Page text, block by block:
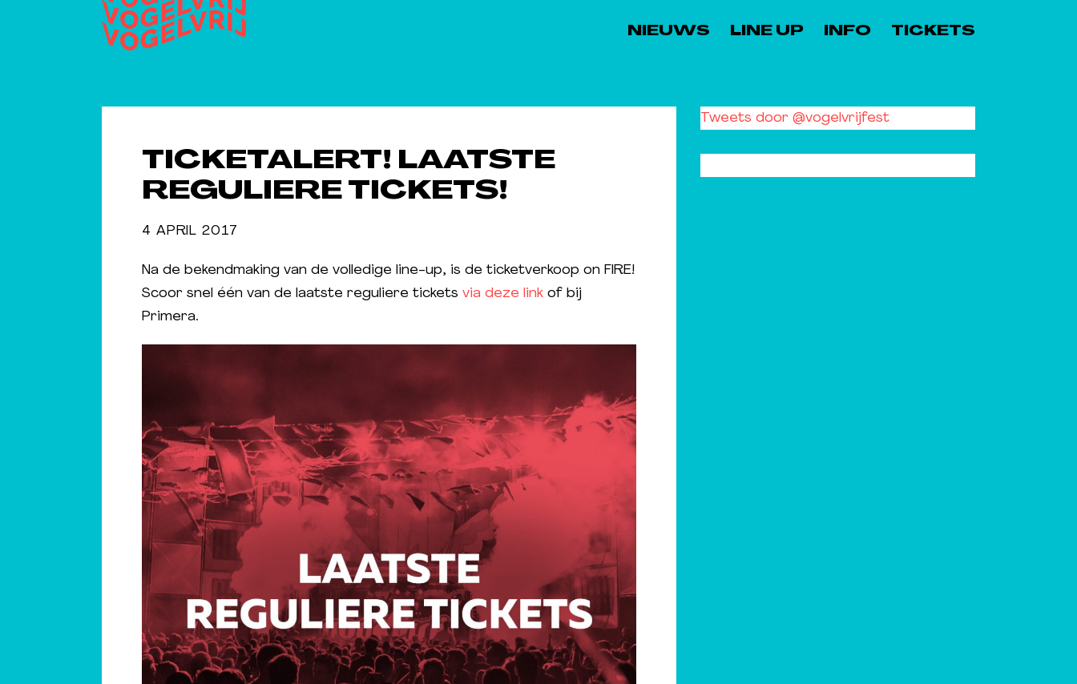
NIEUWS LINE UP INFO TICKETS
TICKETALERT! LAATSTE
REGULIERE TICKETS!
4 APRIL 2017
Na de bekendmaking van de volledige line-up, is de ticketverkoop on FIRE!
Scoor snel één van de laatste reguliere tickets via deze link of bij
Primera.
Tweets door @vogelvrijfest